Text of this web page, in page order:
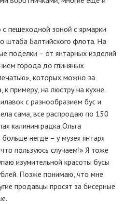
пешеходной зоной с ярмарки
штаба Балтийского флота. На
поделки – от янтарных изделий
города до глиняных
которых можно за
примеру, на люстру на кухне.
с разнообразием бус и
сама, все распродаю по 150
калининградка Ольга
негде – у музея янтаря
пользуюсь случаем!» Я тоже
изумительной красоты бусы
Позже понимаю, что мне
продавцы просят за бисерные